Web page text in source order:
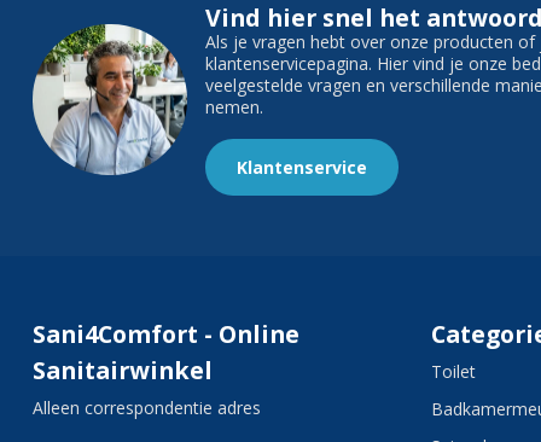
Vind hier snel het
Als je vragen hebt over onze producten
klantenservicepagina. Hier vind je onze
veelgestelde vragen en verschillende
nemen.
Klantenservice
Sani4Comfort - Online
Sanitairwinkel
Alleen correspondentie adres
Toilet